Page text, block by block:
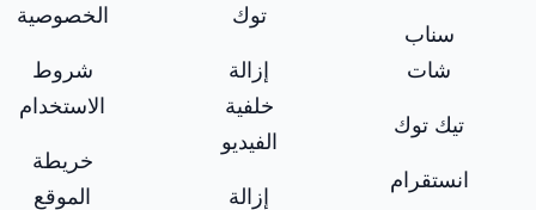
سناب
شات
تيك توك
انستقرام
توك
إزالة
خلفية
الفيديو
إزالة
الخصوصية
شروط
الاستخدام
خريطة
الموقع